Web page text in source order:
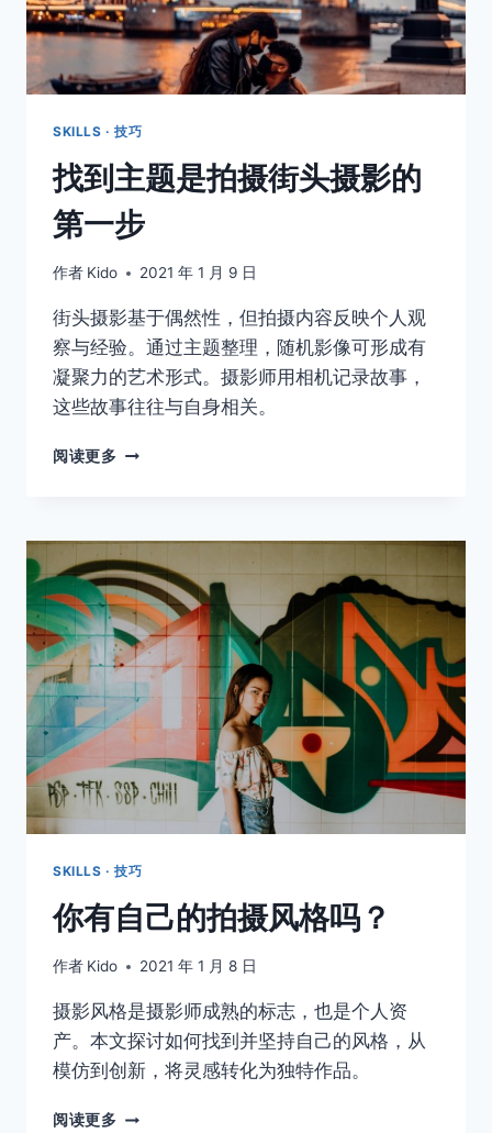
SKILLS · 技巧
找到主题是拍摄街头摄影的
第一步
作者 Kido 2021 年 1 月 9 日
街头摄影基于偶然性，但拍摄内容反映个人观
察与经验。通过主题整理，随机影像可形成有
凝聚力的艺术形式。摄影师用相机记录故事，
这些故事往往与自身相关。
阅读更多 找
是
拍
摄
街
头
摄
影
第
步
SKILLS · 技巧
你有自己的拍摄风格吗？
作者 Kido 2021 年 1 月 8 日
摄影风格是摄影师成熟的标志，也是个人资
产。本文探讨如何找到并坚持自己的风格，从
模仿到创新，将灵感转化为独特作品。
阅读更多 你